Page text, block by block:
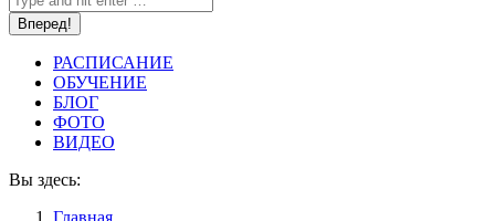
РАСПИСАНИЕ
ОБУЧЕНИЕ
БЛОГ
ФОТО
ВИДЕО
Вы здесь:
Главная